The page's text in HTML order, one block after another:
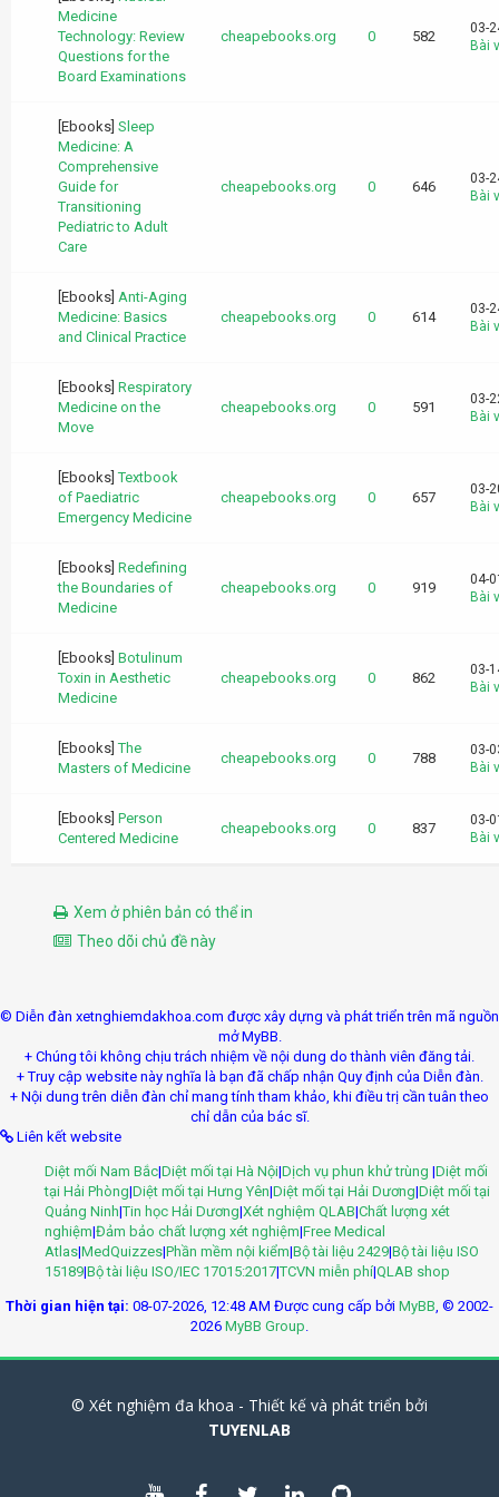
Medicine
Technology: Review
Questions for the
Board Examinations
cheapebooks.org 0 582
03-
Bài
[Ebooks] Sleep
Medicine: A
Comprehensive
Guide for
Transitioning
Pediatric to Adult
Care
cheapebooks.org 0 646
03-
Bài
[Ebooks] Anti-Aging
Medicine: Basics
and Clinical Practice
cheapebooks.org 0 614
03-
Bài
[Ebooks] Respiratory
Medicine on the
Move
cheapebooks.org 0 591
03-
Bài
[Ebooks]Textbook
of Paediatric
Emergency Medicine
cheapebooks.org 0 657
03-
Bài
[Ebooks] Redefining
the Boundaries of
Medicine
cheapebooks.org 0 919
04-
Bài
[Ebooks] Botulinum
Toxin in Aesthetic
Medicine
cheapebooks.org 0 862
03-
Bài
[Ebooks]The
Masters of Medicine
cheapebooks.org 0 788
03-
Bài
[Ebooks] Person
Centered Medicine
cheapebooks.org 0 837
03-
Bài
Xem ở phiên bản có thể in
Theo dõi chủ đề này
© Xét nghiệm đa khoa - Thiết kế và phát triển bởi
TUYENLAB
© Diễn đàn xetnghiemdakhoa.com được xây dựng và phát triển trên mã nguồn
mở MyBB.
+ Chúng tôi không chịu trách nhiệm về nội dung do thành viên đăng tải.
+ Truy cập website này nghĩa là bạn đã chấp nhận Quy định của Diễn đàn.
+ Nội dung trên diễn đàn chỉ mang tính tham khảo, khi điều trị cần tuân theo
chỉ dẫn của bác sĩ.
Liên kết website
Diệt mối Nam Bắc|Diệt mối tại Hà Nội|Dịch vụ phun khử trùng |Diệt mối
tại Hải Phòng|Diệt mối tại Hưng Yên|Diệt mối tại Hải Dương|Diệt mối tại
Quảng Ninh|Tin học Hải Dương|Xét nghiệm QLAB|Chất lượng xét
nghiệm|Đảm bảo chất lượng xét nghiệm|Free Medical
Atlas|MedQuizzes|Phần mềm nội kiểm|Bộ tài liệu 2429|Bộ tài liệu ISO
15189|Bộ tài liệu ISO/IEC 17015:2017|TCVN miễn phí|QLAB shop
Thời gian hiện tại: 08-07-2026, 12:48 AM Được cung cấp bởi MyBB, © 2002-
2026 MyBB Group.